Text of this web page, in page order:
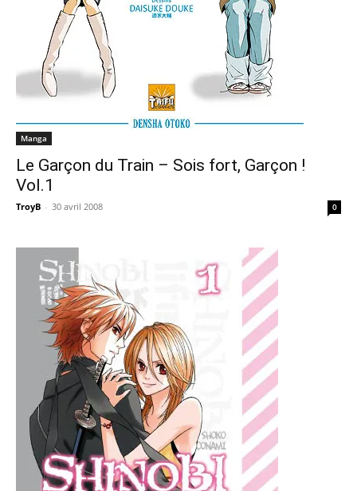
Manga
Le Garçon du Train – Sois fort, Garçon !
Vol.1
TroyB - 30 avril 2008 0